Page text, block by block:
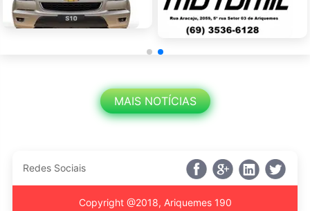
MAIS NOTÍCIAS
Redes Sociais
Copyright @2018, Ariquemes 190